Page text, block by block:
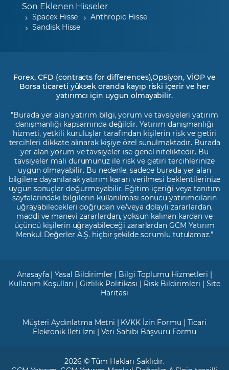
Son Eklenen Hisseler
Spacex Hisse
Anthropic Hisse
Sandisk Hisse
Forex, CFD (contracts for differences),Opsiyon, VİOP ve
Borsa ticareti yüksek oranda kayıp riski içerir ve her
yatırımcı için uygun olmayabilir.
"Burada yer alan yatırım bilgi, yorum ve tavsiyeleri yatırım
danışmanlığı kapsamında değildir. Yatırım danışmanlığı
hizmeti, yetkili kuruluşlar tarafından kişilerin risk ve getiri
tercihleri dikkate alınarak kişiye özel sunulmaktadır. Burada
yer alan yorum ve tavsiyeler ise genel niteliktedir. Bu
tavsiyeler mali durumunuz ile risk ve getiri tercihlerinize
uygun olmayabilir. Bu nedenle, sadece burada yer alan
bilgilere dayanılarak yatırım kararı verilmesi beklentilerinize
uygun sonuçlar doğurmayabilir. Eğitim içeriği veya tanıtım
sayfalarındaki bilgilerin kullanılması sonucu yatırımcıların
uğrayabilecekleri doğrudan ve/veya dolaylı zararlardan,
maddi ve manevi zararlardan, yoksun kalınan kardan ve
üçüncü kişilerin uğrayabileceği zararlardan GCM Yatırım
Menkul Değerler A.Ş. hiçbir şekilde sorumlu tutulamaz.”
Anasayfa |Yasal Bildirimler | Bilgi Toplumu Hizmetleri |
Kullanım Koşulları |Gizlilik Politikası | Risk Bildirimleri |Site
Haritası
Müşteri Aydınlatma Metni | KVKK İzin Formu | Ticari
Elekronik İleti İzni | Veri Sahibi Başvuru Formu
2026 © Tüm Hakları Saklıdır.